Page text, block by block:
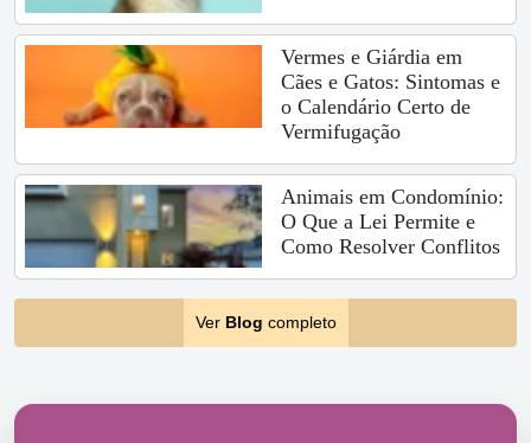
Vermes e Giárdia em
Cães e Gatos: Sintomas e
o Calendário Certo de
Vermifugação
Animais em Condomínio:
O Que a Lei Permite e
Como Resolver Conflitos
Ver Blog completo